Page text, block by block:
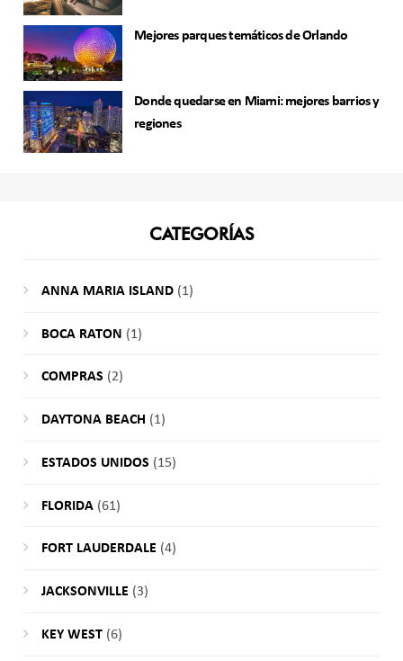
Mejores parques temáticos de Orlando
Donde quedarse en Miami: mejores barrios y
regiones
CATEGORÍAS
ANNA MARIA ISLAND(1)
BOCA RATON (1)
COMPRAS (2)
DAYTONA BEACH (1)
ESTADOS UNIDOS (15)
FLORIDA(61)
FORT LAUDERDALE (4)
JACKSONVILLE (3)
KEY WEST(6)